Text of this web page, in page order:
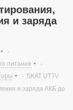
и заряда
-
питания
-
- SKAT UTTV
и заряда АКБ до